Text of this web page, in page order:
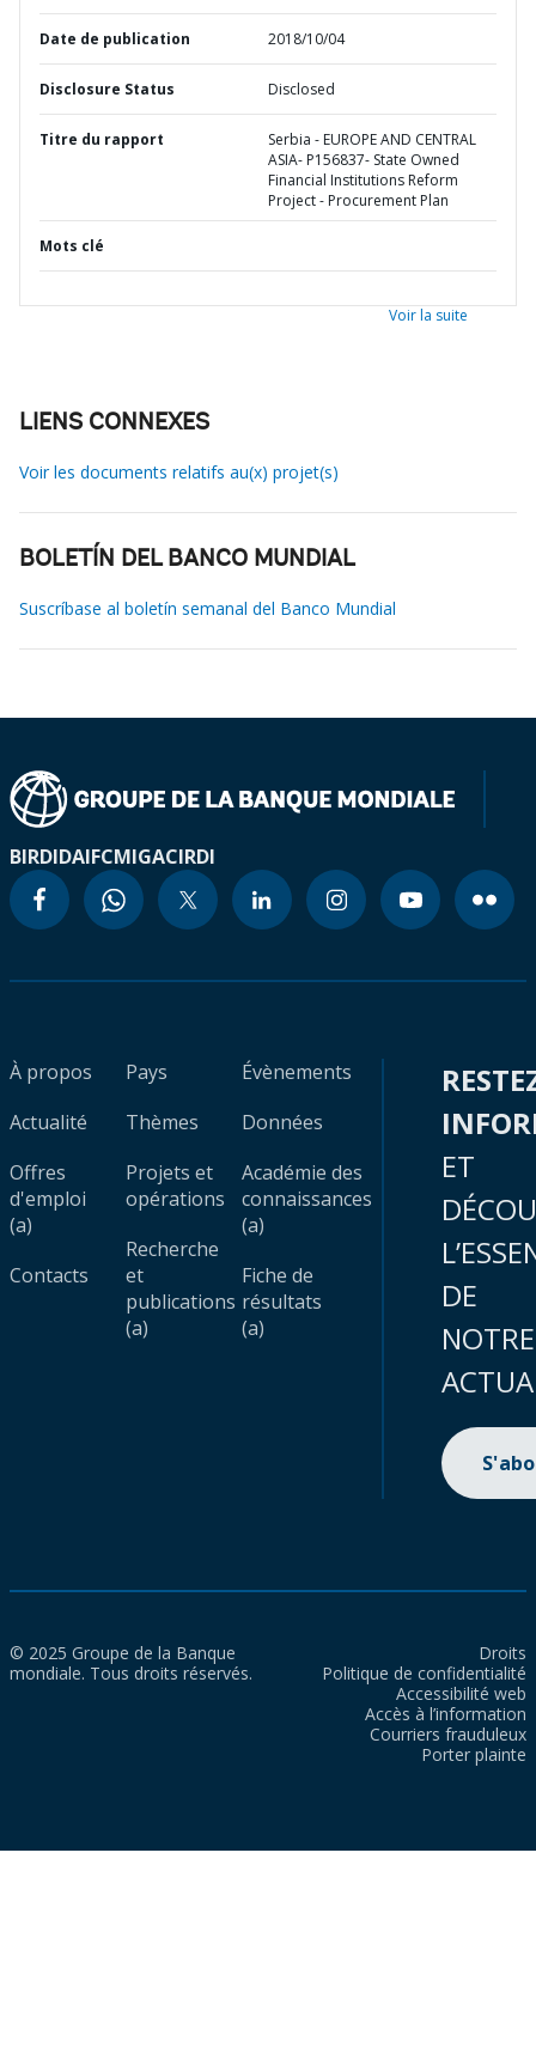
Date de publication 2018/10/04
Disclosure Status Disclosed
Titre du rapport
Serbia - EUROPE AND CENTRAL
ASIA- P156837- State Owned
Financial Institutions Reform
Project - Procurement Plan
Mots clé
Voir la suite
LIENS CONNEXES
Voir les documents relatifs au(x) projet(s)
BOLETÍN DEL BANCO MUNDIAL
Suscríbase al boletín semanal del Banco Mundial
BIRDIDAIFCMIGACIRDI
À propos
Actualité
Offres
d'emploi
(a)
Contacts
Pays
Thèmes
Projets et
opérations
Recherche
et
publications
(a)
Évènements
Données
Académie des
connaissances
(a)
Fiche de
résultats
(a)
ET
DE
NOTRE
© 2025 Groupe de la Banque
mondiale. Tous droits réservés.
Droits
Politique de confidentialité
Accessibilité web
Accès à l’information
Courriers frauduleux
Porter plainte